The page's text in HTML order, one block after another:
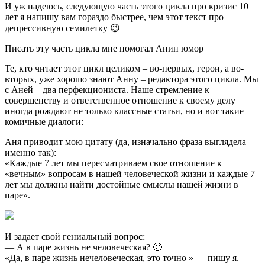
И уж надеюсь, следующую часть этого цикла про кризис 10
лет я напишу вам гораздо быстрее, чем этот текст про
депрессивную семилетку 😉
Писать эту часть цикла мне помогал Анин юмор
Те, кто читает этот цикл целиком – во-первых, герои, а во-
вторых, уже хорошо знают Анну – редактора этого цикла. Мы
с Аней – два перфекциониста. Наше стремление к
совершенству и ответственное отношение к своему делу
иногда рождают не только классные статьи, но и вот такие
комичные диалоги:
Аня приводит мою цитату (да, изначально фраза выглядела
именно так):
«Каждые 7 лет мы пересматриваем свое отношение к
«вечным» вопросам в нашей человеческой жизни и каждые 7
лет мы должны найти достойные смыслы нашей жизни в
паре».
И задает свой гениальный вопрос:
— А в паре жизнь не человеческая? 🙂
«Да, в паре жизнь нечеловеческая, это точно » — пишу я.